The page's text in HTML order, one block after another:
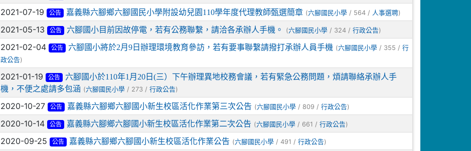
2021-07-19 公告 嘉義縣六腳鄉六腳國民小學附設幼兒園110學年度代理教師甄選簡章 (六腳國民小學 / 564 / 人事選聘)
2021-05-13 公告 六腳國小目前因故停電，若有公務聯繫，請洽各承辦人手機。 (六腳國民小學 / 324 / 行政公告)
2021-02-04 公告 六腳國小將於2月9日辦理環境教育參訪，若有要事聯繫請撥打承辦人員手機 (六腳國民小學 / 355 / 行
政公告)
2021-01-19 公告
六腳國小於110年1月20日(三）下午辦理異地校務會議，若有緊急公務問題，煩請聯絡承辦人手
機，不便之處請多包涵 (六腳國民小學 / 273 /行政公告)
2020-10-27 公告 嘉義縣六腳鄉六腳國小新生校區活化作業第三次公告 (六腳國民小學 / 809 / 行政公告)
2020-10-14 公告 嘉義縣六腳鄉六腳國小新生校區活化作業第二次公告 (六腳國民小學 / 661 / 行政公告)
2020-09-25 公告 嘉義縣六腳鄉六腳國小新生校區活化作業公告 (六腳國民小學 / 491 / 行政公告)